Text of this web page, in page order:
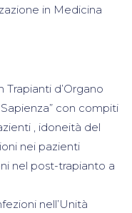
in Medicina
d’Organo
con compiti
, idoneità del
nei pazienti
nel post-trapianto a
nell’Unità